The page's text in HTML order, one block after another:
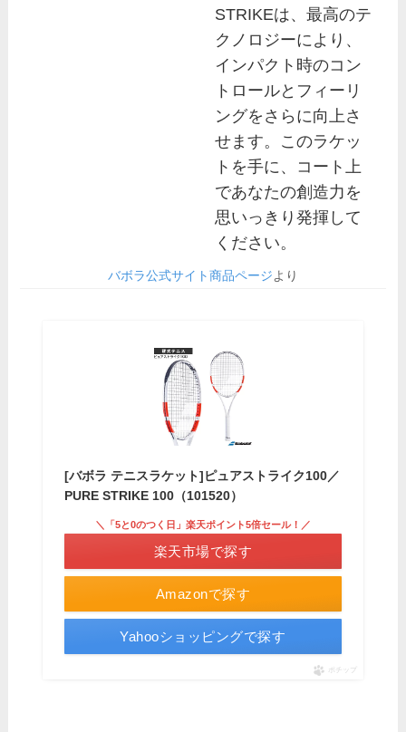
STRIKEは、最高のテ
クノロジーにより、
インパクト時のコン
トロールとフィーリ
ングをさらに向上さ
せます。このラケッ
トを手に、コート上
であなたの創造力を
思いっきり発揮して
ください。
バボラ公式サイト商品ページより
[バボラ テニスラケット]ピュアストライク100／
PURE STRIKE 100（101520）
Amazonで探す
＼「5と0のつく日」楽天ポイント5倍セール！／
楽天市場で探す
Yahooショッピングで探す
ポチップ